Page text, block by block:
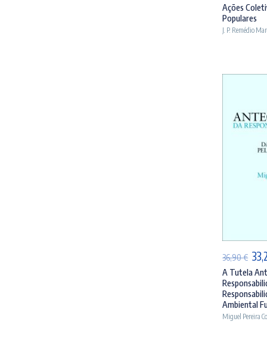
Ações
Populares
J. P. Remédio
36,90€ O
era:
A Tutela
Ambiental
Miguel Pereira